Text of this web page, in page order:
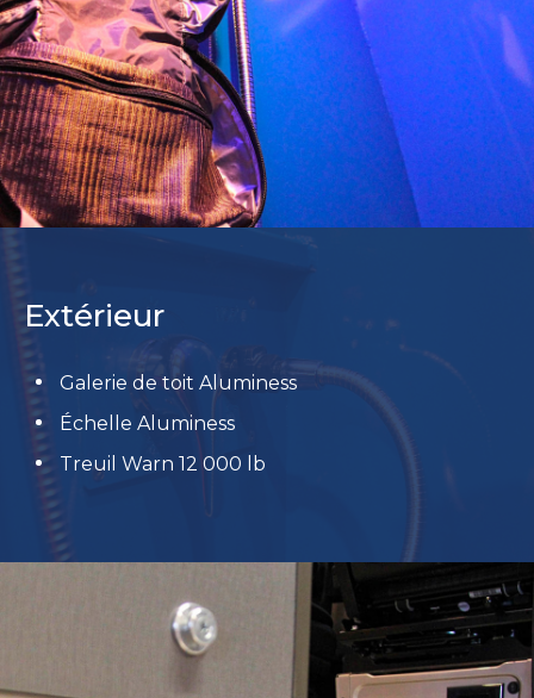
Extérieur
Galerie de toit Aluminess
Échelle Aluminess
Treuil Warn 12 000 lb